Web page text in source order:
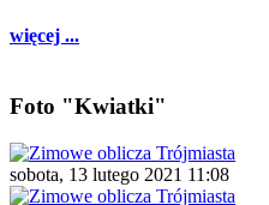
więcej ...
Foto "Kwiatki"
sobota, 13 lutego 2021 11:08